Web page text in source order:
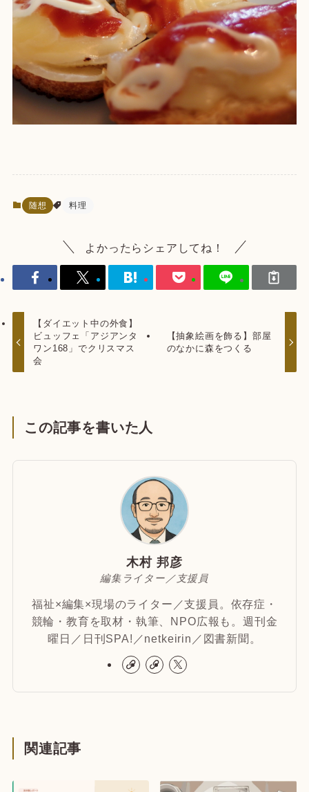
随想 料理
よかったらシェアしてね！
【ダイエット中の外食】
ビュッフェ「アジアンタ
ワン168」でクリスマス
会
【抽象絵画を飾る】部屋
のなかに森をつくる
この記事を書いた人
木村 邦彦
編集ライター／支援員
福祉×編集×現場のライター／支援員。依存症・
競輪・教育を取材・執筆、NPO広報も。週刊金
曜日／日刊SPA!／netkeirin／図書新聞。
関連記事